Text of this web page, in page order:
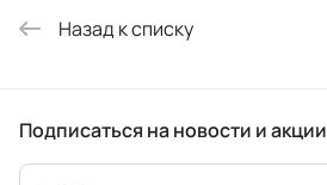
Назад к списку
Подписаться на новости и акции